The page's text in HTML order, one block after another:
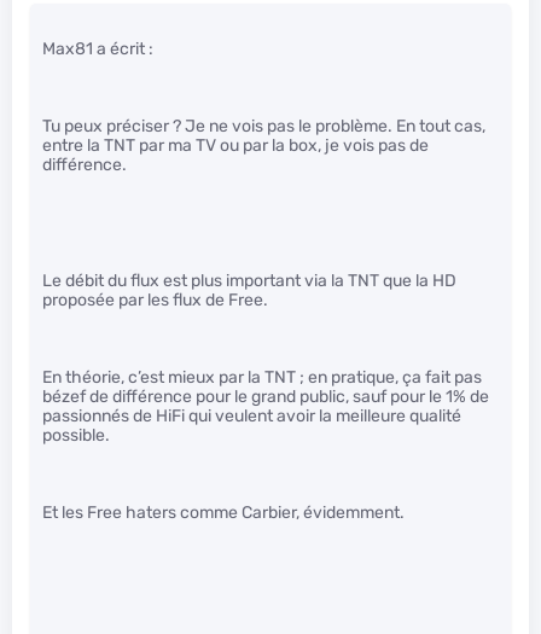
Max81 a écrit :
Tu peux préciser ? Je ne vois pas le problème. En tout cas,
entre la TNT par ma TV ou par la box, je vois pas de
différence.
Le débit du flux est plus important via la TNT que la HD
proposée par les flux de Free.
En théorie, c’est mieux par la TNT ; en pratique, ça fait pas
bézef de différence pour le grand public, sauf pour le 1% de
passionnés de HiFi qui veulent avoir la meilleure qualité
possible.
Et les Free haters comme Carbier, évidemment.